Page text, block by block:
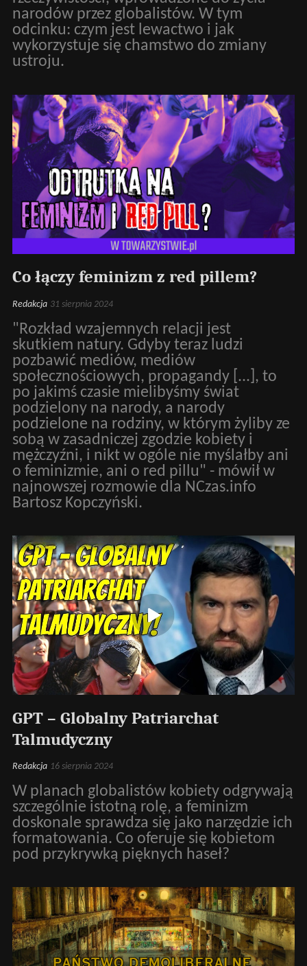
narodów przez globalistów. W tym
odcinku: czym jest lewactwo i jak
wykorzystuje się chamstwo do zmiany
ustroju.
Co łączy feminizm z red pillem?
Redakcja 31 sierpnia 2024
"Rozkład wzajemnych relacji jest
skutkiem natury. Gdyby teraz ludzi
pozbawić mediów, mediów
społecznościowych, propagandy [...], to
po jakimś czasie mielibyśmy świat
podzielony na narody, a narody
podzielone na rodziny, w którym żyliby ze
sobą w zasadniczej zgodzie kobiety i
mężczyźni, i nikt w ogóle nie myślałby ani
o feminizmie, ani o red pillu" - mówił w
najnowszej rozmowie dla NCzas.info
Bartosz Kopczyński.
GPT – Globalny Patriarchat
Talmudyczny
Redakcja 16 sierpnia 2024
W planach globalistów kobiety odgrywają
szczególnie istotną rolę, a feminizm
doskonale sprawdza się jako narzędzie ich
formatowania. Co oferuje się kobietom
pod przykrywką pięknych haseł?